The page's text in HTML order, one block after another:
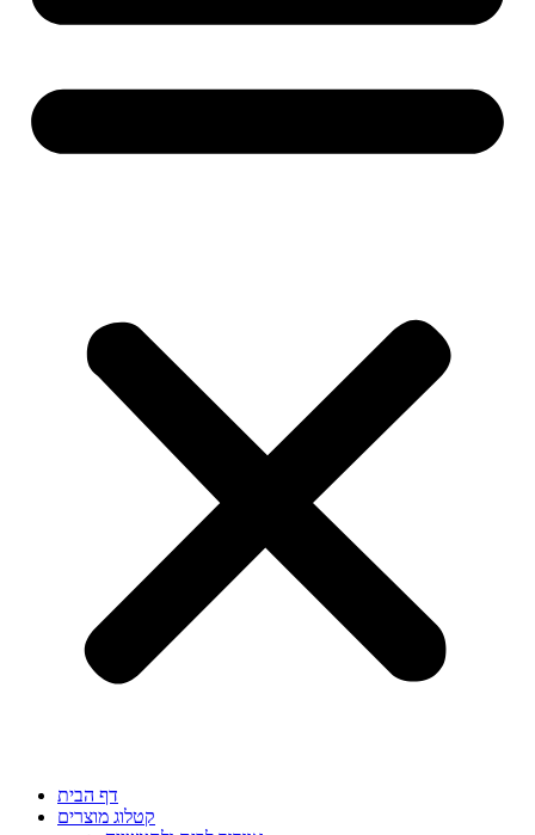
דף הבית
קטלוג מוצרים